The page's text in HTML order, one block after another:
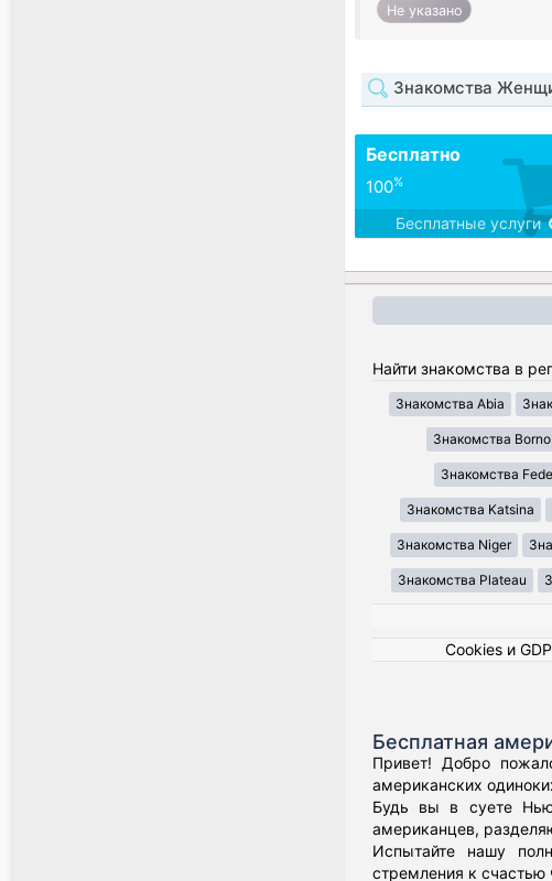
Не указано
Знакомства
Бесплатно
100%
Бесплатные услуги
Найти знакомства в
Знакомства Abia
Знакомства Borno
Знакомства
Знакомства Katsina
Знакомства Niger
Знакомства Plateau
Cookies и
Бесплатная
Привет! Добро
американских
Будь вы в суете
американцев,
Испытайте нашу
стремления к счастью